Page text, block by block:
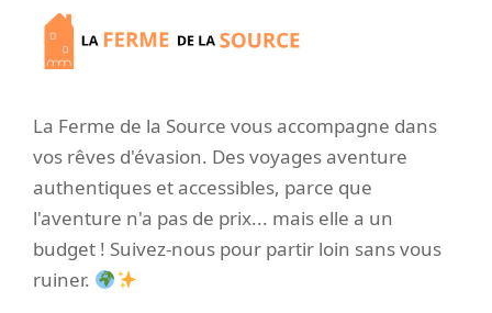
La Ferme de la Source vous accompagne dans
vos rêves d'évasion. Des voyages aventure
authentiques et accessibles, parce que
l'aventure n'a pas de prix... mais elle a un
budget ! Suivez-nous pour partir loin sans vous
ruiner.